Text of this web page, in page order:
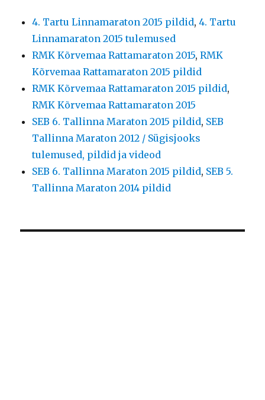
4. Tartu Linnamaraton 2015 pildid,4. Tartu
Linnamaraton 2015 tulemused
RMK Kõrvemaa Rattamaraton 2015,RMK
Kõrvemaa Rattamaraton 2015 pildid
RMK Kõrvemaa Rattamaraton 2015 pildid,
RMK Kõrvemaa Rattamaraton 2015
SEB 6. Tallinna Maraton 2015 pildid, SEB
Tallinna Maraton 2012 / Sügisjooks
tulemused, pildid ja videod
SEB 6. Tallinna Maraton 2015 pildid, SEB 5.
Tallinna Maraton 2014 pildid